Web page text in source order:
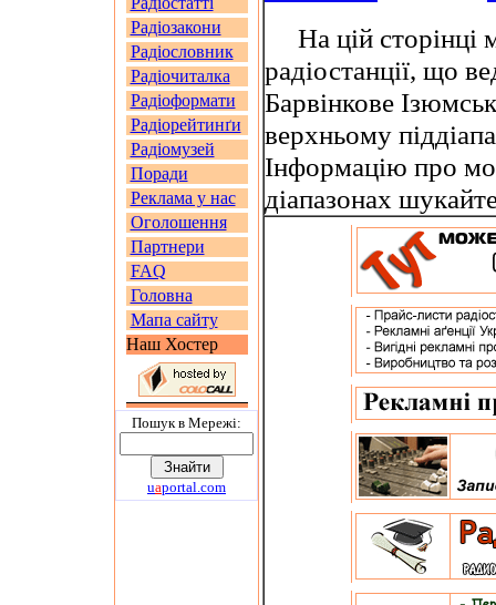
Радіозакони
Радіословник
Радіочиталка
Радіоформати
Радіорейтинґи
Радіомузей
Поради
Реклама у нас
Оголошення
Партнери
FAQ
Головна
Мапа сайту
Наш Хостер
Пошук в Мережi:
uaportal.com
На цій сторінці
радіостанції, що
Барвінкове
верхньому
Інформацію про
діапазонах